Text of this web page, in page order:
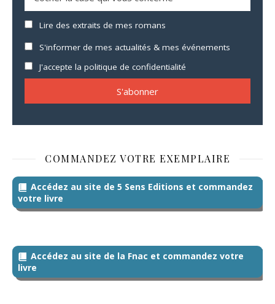
Lire des extraits de mes romans
S'informer de mes actualités & mes événements
J'accepte la politique de confidentialité
COMMANDEZ VOTRE EXEMPLAIRE
Accédez au site de 5 Sens Editions et commandez
votre livre
Accédez au site de la Fnac et commandez votre
livre